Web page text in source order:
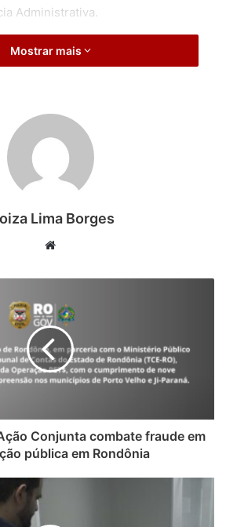
Administrativa.
Mostrar mais
Lima Borges
Website
Conjunta combate fraude em
pública em Rondônia